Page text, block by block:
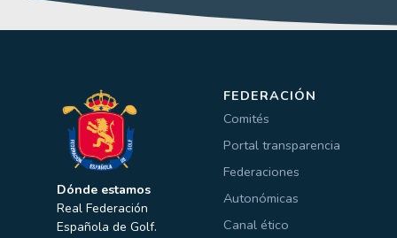
Dónde estamos
Real Federación
Española de Golf.
FEDERACIÓN
Comités
Portal transparencia
Federaciones
Autonómicas
Canal ético